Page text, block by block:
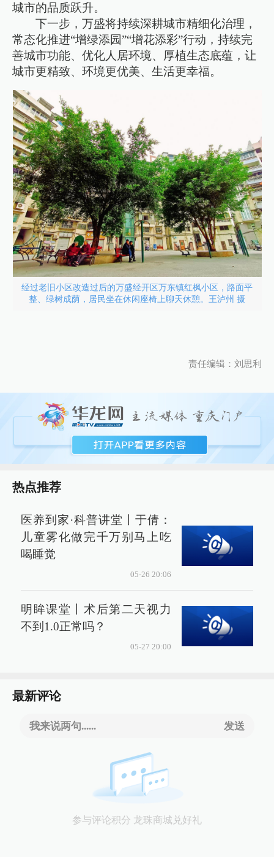
城市的品质跃升。
下一步，万盛将持续深耕城市精细化治理，
常态化推进“增绿添园”“增花添彩”行动，持续完
善城市功能、优化人居环境、厚植生态底蕴，让
城市更精致、环境更优美、生活更幸福。
经过老旧小区改造过后的万盛经开区万东镇红枫小区，路面平
整、绿树成荫，居民坐在休闲座椅上聊天休憩。王泸州 摄
责任编辑：刘思利
热点推荐
医养到家·科普讲堂丨于倩：
儿童雾化做完千万别马上吃
喝睡觉
05-26 20:06
明眸课堂丨术后第二天视力
不到1.0正常吗？
05-27 20:00
最新评论
我来说两句...... 发送
参与评论积分 龙珠商城兑好礼